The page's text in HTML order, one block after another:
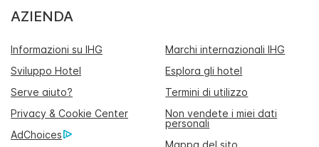
AZIENDA
Informazioni su IHG
Marchi internazionali IHG
Sviluppo Hotel
Esplora gli hotel
Serve aiuto?
Termini di utilizzo
Privacy & Cookie Center
Non vendete i miei dati
personali
AdChoices
Mappa del sito